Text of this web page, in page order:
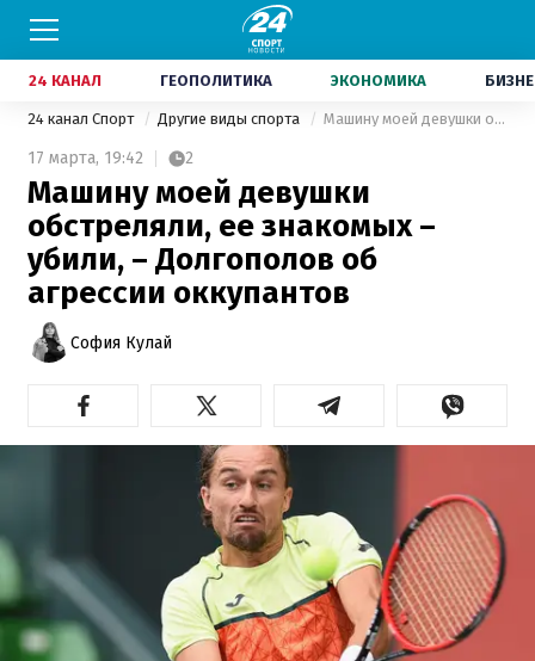
24 КАНАЛ ГЕОПОЛИТИКА ЭКОНОМИКА
24 канал Спорт Другие виды спорта Машину моей девушки обстреляли, ее знакомых – убили, – Долгополов об агрессии оккупантов
17 марта, 19:42 2
Машину моей девушки
обстреляли, ее знакомых –
убили, – Долгополов об
агрессии оккупантов
София Кулай